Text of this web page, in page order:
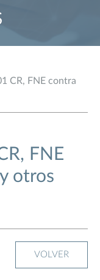
CR, FNE contra
FNE
otros
VOLVER